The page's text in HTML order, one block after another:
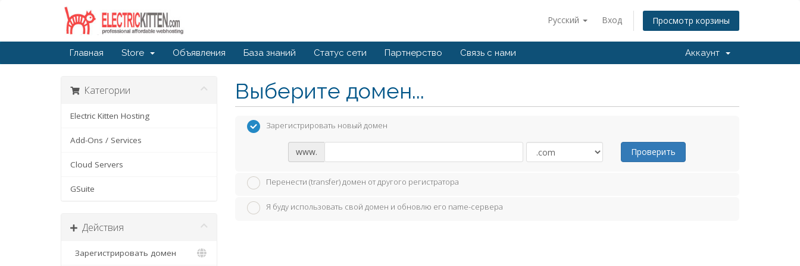
Русский Вход Просмотр корзины
Главная Store Объявления База знаний Статус сети Партнерство Связь с нами Аккаунт
Категории
Electric Kitten Hosting
Add-Ons / Services
Cloud Servers
GSuite
Действия
Зарегистрировать домен
Выберите домен...
Зарегистрировать новый домен
www. Проверить
Перенести (transfer) домен от другого регистратора
Я буду использовать свой домен и обновлю его name-сервера